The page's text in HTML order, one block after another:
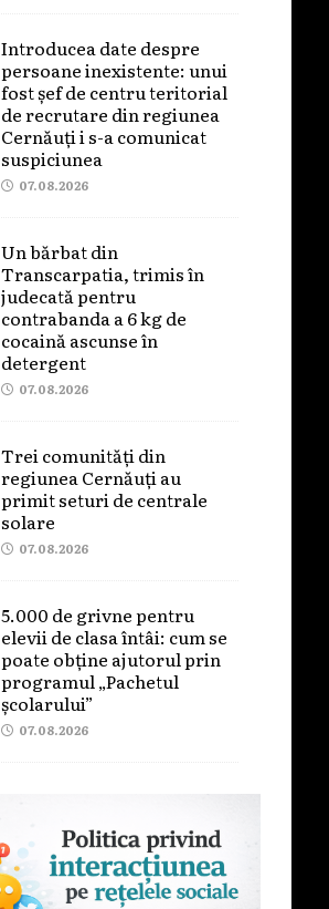
Introducea date despre
persoane inexistente: unui
fost șef de centru teritorial
de recrutare din regiunea
Cernăuți i s-a comunicat
suspiciunea
07.08.2026
Un bărbat din
Transcarpatia, trimis în
judecată pentru
contrabanda a 6 kg de
cocaină ascunse în
detergent
07.08.2026
Trei comunități din
regiunea Cernăuți au
primit seturi de centrale
solare
07.08.2026
5.000 de grivne pentru
elevii de clasa întâi: cum se
poate obține ajutorul prin
programul „Pachetul
școlarului”
07.08.2026